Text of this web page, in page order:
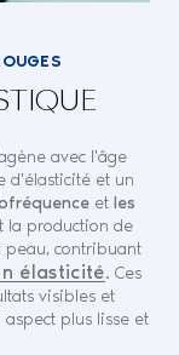
avec l'âge
d'élasticité et un
etles
la production de
peau, contribuant
élasticité. Ces
visibles et
plus lisse et